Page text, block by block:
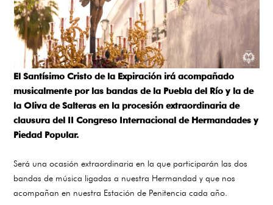
El Santísimo Cristo de la Expiración irá acompañado
musicalmente por las bandas de la Puebla del Río y la de
la Oliva de Salteras en la procesión extraordinaria de
clausura del II Congreso Internacional de Hermandades y
Piedad Popular.
Será una ocasión extraordinaria en la que participarán las dos
bandas de música ligadas a nuestra Hermandad y que nos
acompañan en nuestra Estación de Penitencia cada año.